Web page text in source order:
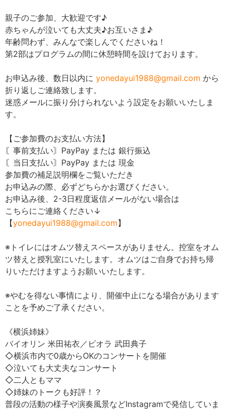
親子のご参加、大歓迎です♪
赤ちゃんが泣いても大丈夫♪お互いさま♪
年齢問わず、みんなで楽しんでくださいね！
第2部はプログラムの間に休憩時間を設けております。
お申込み後、数日以内に yonedayui1988@gmail.com から
折り返しご連絡致します。
迷惑メールに振り分けられないよう設定をお願いいたしま
す。
【ご参加費のお支払い方法】
〘事前支払い〙PayPay または 銀行振込
〘当日支払い〙PayPay または 現金
参加費の補足説明欄をご覧いただき
お申込みの際、必ずどちらかお選びください。
お申込み後、2-3日程度返信メールがない場合は
こちらにご連絡ください↓
【yonedayui1988@gmail.com】
※トイレにはオムツ替えスペースがありません。控室をオム
ツ替えと授乳室にいたします。オムツはご自身でお持ち帰
りいただけますようお願いいたします。
※やむを得ない事情により、開催中止になる場合があります
ことを予めご了承ください。
《横浜姉妹》
バイオリン 米田祐衣／ビオラ 武田典子
◇横浜市内で0歳からOKのコンサートを開催
◇泣いても大丈夫なコンサート
◇二人ともママ
◇姉妹のトークも好評！？
普段の活動の様子や演奏風景などInstagramで発信していま